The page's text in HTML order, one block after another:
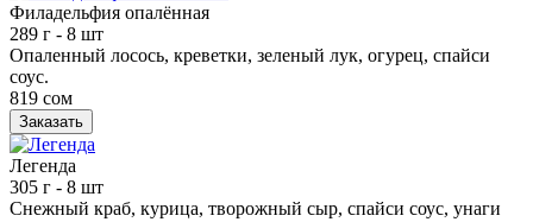
Филадельфия опалённая
289 г - 8 шт
Опаленный лосось, креветки, зеленый лук, огурец, спайси
соус.
819 сом
Заказать
Легенда
305 г - 8 шт
Снежный краб, курица, творожный сыр, спайси соус, унаги